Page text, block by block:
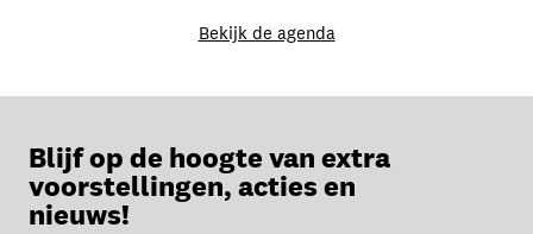
Bekijk de agenda
Blijf op de hoogte van extra
voorstellingen, acties en
nieuws!